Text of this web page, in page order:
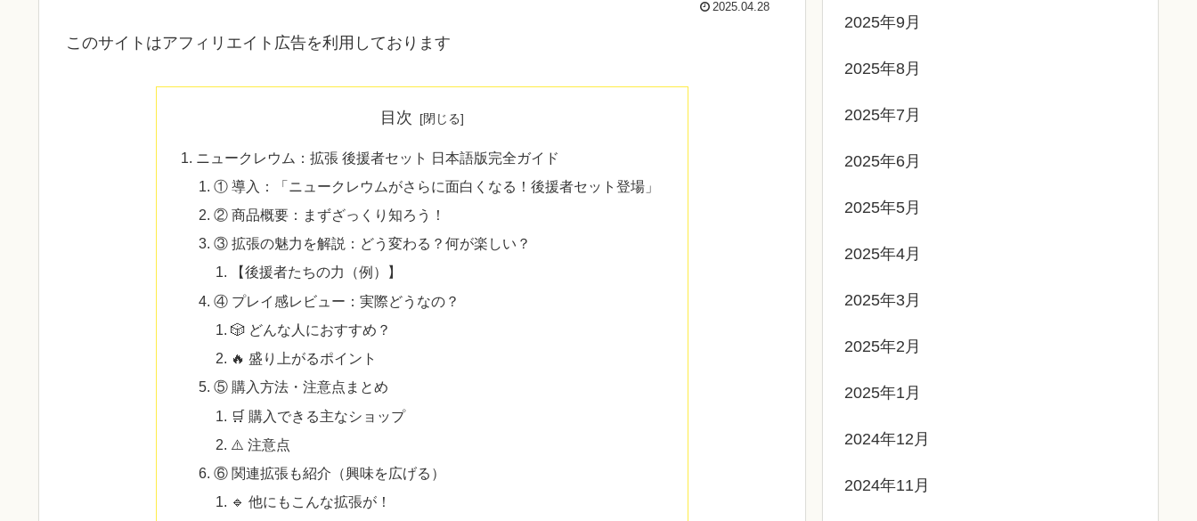
2025.04.28
このサイトはアフィリエイト広告を利用しております
目次
ニュークレウム：拡張 後援者セット 日本語版完全ガイド
① 導入：「ニュークレウムがさらに面白くなる！後援者セット登場」
② 商品概要：まずざっくり知ろう！
③ 拡張の魅力を解説：どう変わる？何が楽しい？
【後援者たちの力（例）】
④ プレイ感レビュー：実際どうなの？
🎲 どんな人におすすめ？
🔥 盛り上がるポイント
⑤ 購入方法・注意点まとめ
🛒 購入できる主なショップ
⚠️ 注意点
⑥ 関連拡張も紹介（興味を広げる）
🔹 他にもこんな拡張が！
2025年9月
2025年8月
2025年7月
2025年6月
2025年5月
2025年4月
2025年3月
2025年2月
2025年1月
2024年12月
2024年11月